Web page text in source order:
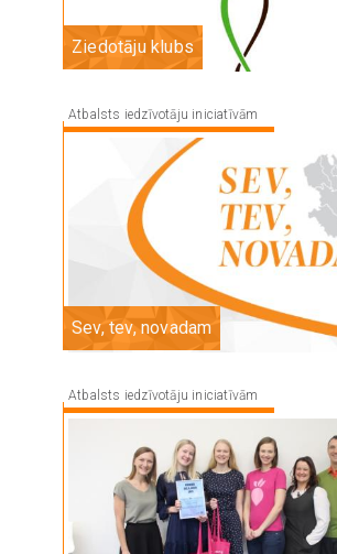
Ziedotāju klubs
Sev, tev, novadam
Atbalsts iedzīvotāju iniciatīvām
Atbalsts iedzīvotāju iniciatīvām